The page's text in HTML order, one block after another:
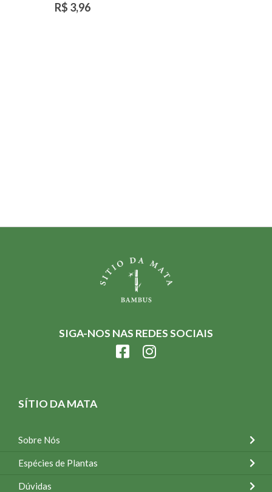
R$ 3,96
SIGA-NOS NAS REDES SOCIAIS
SÍTIO DA MATA
Sobre Nós
Espécies de Plantas
Dúvidas